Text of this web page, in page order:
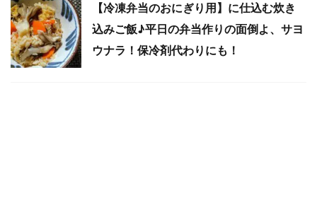
【冷凍弁当のおにぎり用】に仕込む炊き
込みご飯♪平日の弁当作りの面倒よ、サヨ
ウナラ！保冷剤代わりにも！